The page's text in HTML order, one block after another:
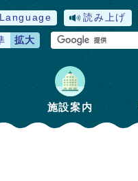
Language 読み上げ
拡大
施設案内